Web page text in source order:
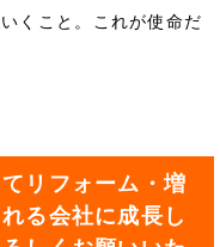
くこと。これが使命だ
リフォーム・増
る会社に成長し